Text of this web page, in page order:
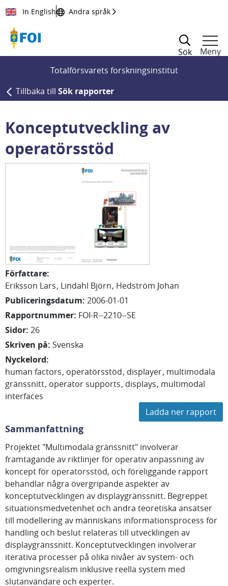
Till innehållet
In English Andra språk
Sök
Meny
Totalförsvarets forskningsinstitut
Tillbaka till Sök rapporter
Konceptutveckling av
operatörsstöd
Författare:
Eriksson Lars Lindahl Björn Hedström Johan
Publiceringsdatum: 2006-01-01
Rapportnummer: FOI-R--2210--SE
Sidor: 26
Skriven på: Svenska
Nyckelord:
human factors operatörsstöd displayer multimodala
gränssnitt operator supports displays multimodal
interfaces
Ladda ner rapport
Sammanfattning
Projektet "Multimodala gränssnitt" involverar
framtagande av riktlinjer för operativ anpassning av
koncept för operatorsstöd, och föreliggande rapport
behandlar några övergripande aspekter av
konceptutvecklingen av displaygränssnitt. Begreppet
situationsmedvetenhet och andra teoretiska ansatser
till modellering av människans informationsprocess för
handling och beslut relateras till utvecklingen av
displaygränssnitt. Konceptutvecklingen involverar
iterativa processer på olika nivåer av system- och
omgivningsrealism inklusive reella system med
slutanvändare och experter.